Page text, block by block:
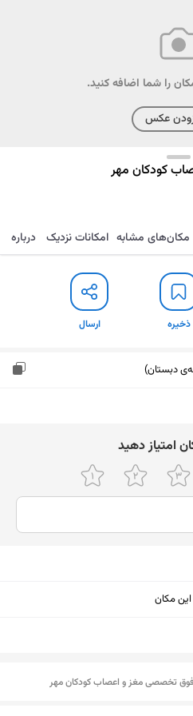
را شما اضافه کنید.
عکس
کودکان مهر
ارسال
مکان‌های مشابه امکانات نزدیک درباره
ذخیره ارسال
دبستان)
اﻣﺘﯿﺎز دﻫﯿﺪ
مکان
تخصصی مغز و اعصاب کودکان مهر
نمایش نقشه